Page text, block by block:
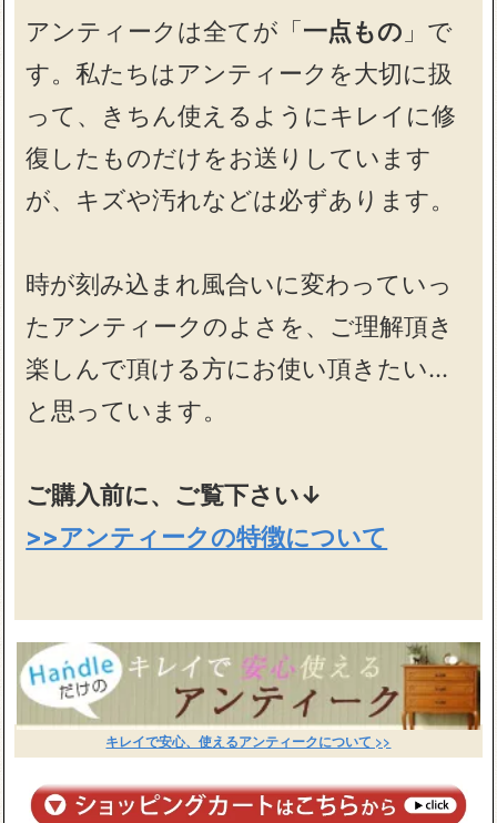
アンティークは全てが「一点もの 」で
す。私たちはアンティークを大切に扱
って、きちん使えるようにキレイに修
復したものだけをお送りしています
が、キズや汚れなどは必ずあります。
時が刻み込まれ風合いに変わっていっ
たアンティークのよさを、ご理解頂き
楽しんで頂ける方にお使い頂きたい…
と思っています。
ご購入前に、ご覧下さい↓
>>アンティークの特徴について
キレイで安心、使えるアンティークについて >>